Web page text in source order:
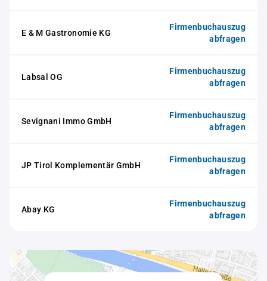
E & M Gastronomie KG
Firmenbuchauszug
abfragen
Labsal OG
Firmenbuchauszug
abfragen
Sevignani Immo GmbH
Firmenbuchauszug
abfragen
JP Tirol Komplementär GmbH
Firmenbuchauszug
abfragen
Abay KG
Firmenbuchauszug
abfragen